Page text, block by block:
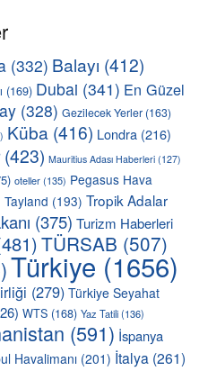
(332) Balayı (412)
(169) Dubai (341) En Güzel
(328) Gezilecek Yerler (163)
Küba (416) Londra (216)
(423) Mauritius Adası Haberleri (127)
oteller(135) Pegasus Hava
Tayland (193) Tropik Adalar
(375) Turizm Haberleri
TÜRSAB (507)
Türkiye (1656)
(279) Türkiye Seyahat
WTS (168) Yaz Tatili(136)
(591) İspanya
Havalimanı (201) İtalya (261)